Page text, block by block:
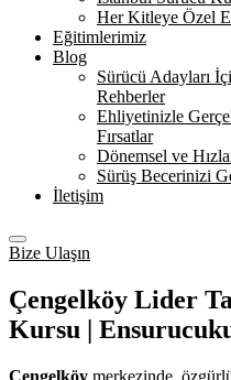
Her Kitleye Özel
Eğitimlerimiz
Blog
Sürücü Adayları
Rehberler
Ehliyetinizle
Fırsatlar
Dönemsel ve
Sürüş Becerinizi
İletişim
Bize Ulaşın
Çengelköy Lider
Kursu |
Çengelköy merkezinde,